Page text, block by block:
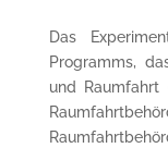
Das
Programms,
und Raumfahrt